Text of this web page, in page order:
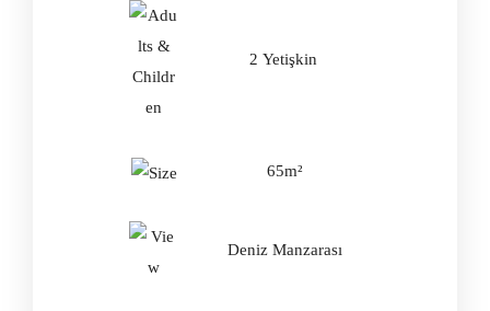
2 Yetişkin
65m²
Deniz Manzarası